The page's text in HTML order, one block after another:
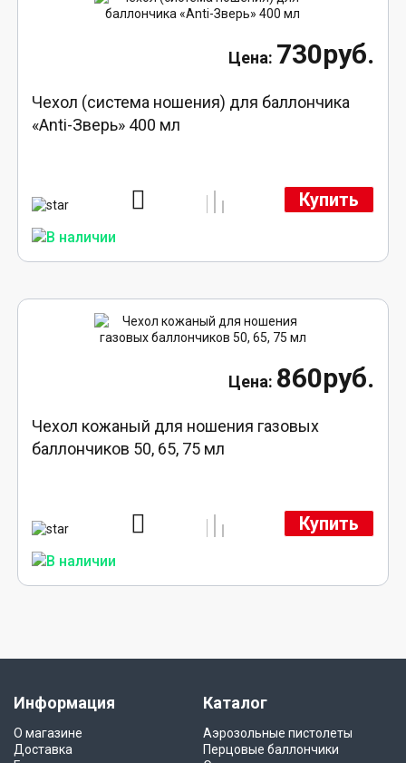
730руб.
Чехол (система ношения) для баллончика
«Anti-Зверь» 400 мл
Купить
860руб.
Чехол кожаный для ношения газовых
баллончиков 50, 65, 75 мл
Купить
Информация
О магазине
Доставка
Каталог
Аэрозольные пистолеты
Перцовые баллончики